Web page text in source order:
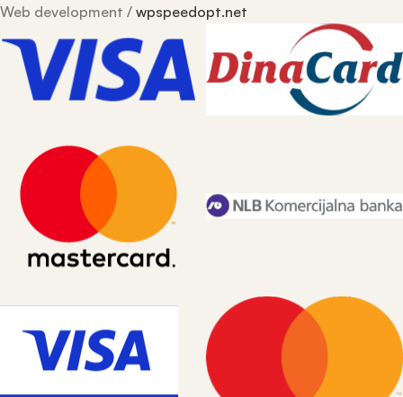
Web development / wpspeedopt.net